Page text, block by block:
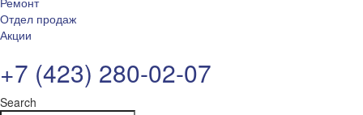
Отдел продаж
Акции
+7 (423) 280-02-07
Search